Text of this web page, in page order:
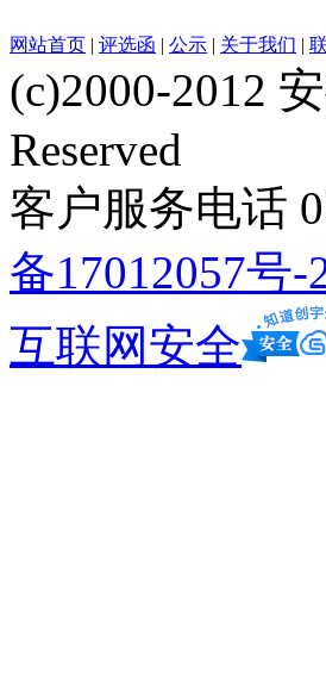
网站首页 | 评选函 | 公示 | 关于我们 |
(c)2000-2012
Reserved
客户服务电话
备17012057号-
互联网安全